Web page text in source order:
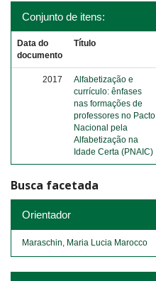
Conjunto de itens:
Data do
documento
Título
2017
Alfabetização e
currículo: ênfases
nas formações de
professores no Pacto
Nacional pela
Alfabetização na
Idade Certa (PNAIC)
Busca facetada
Orientador
Maraschin, Maria Lucia Marocco